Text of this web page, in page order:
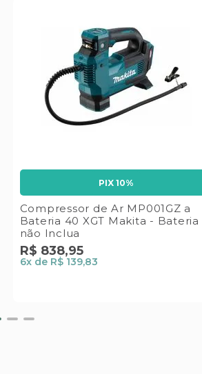
PIX 10%
Compressor de Ar MP001GZ a
Bateria 40 XGT Makita - Bateria
não Inclua
R$ 838,95
6x de R$ 139,83